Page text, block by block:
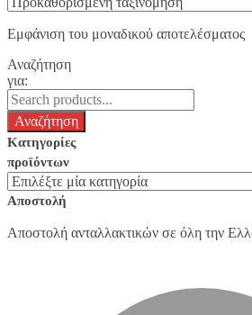
Εμφάνιση του μοναδικού αποτελέσματος
Αναζήτηση
για:
Κατηγορίες
προϊόντων
Αποστολή
Αποστολή ανταλλακτικών σε όλη την